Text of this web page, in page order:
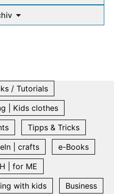
/ Tutorials
| Kids clothes
Tipps & Tricks
| crafts
e-Books
| for ME
with kids
Business